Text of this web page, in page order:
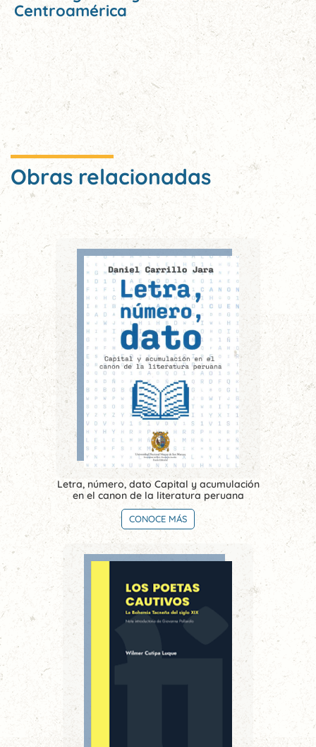
Centroamérica
Obras relacionadas
Letra, número, dato Capital y acumulación
en el canon de la literatura peruana
CONOCE MÁS